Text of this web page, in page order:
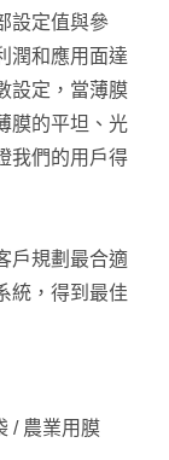
設定值與參
潤和應用面達
設定，當薄膜
膜的平坦、光
我們的用戶得
戶規劃最合適
統，得到最佳
/ 農業用膜